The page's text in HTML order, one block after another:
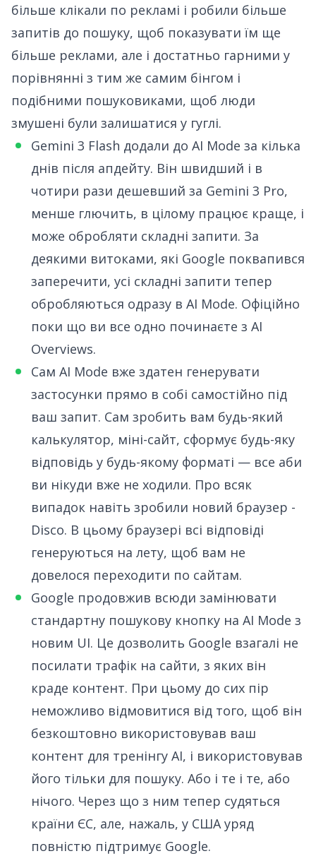
більше клікали по рекламі і робили більше
запитів до пошуку, щоб показувати їм ще
більше реклами, але і достатньо гарними у
порівнянні з тим же самим бінгом і
подібними пошуковиками, щоб люди
змушені були залишатися у гуглі.
Gemini 3 Flash додали до AI Mode за кілька
днів після апдейту. Він швидший і в
чотири рази дешевший за Gemini 3 Pro,
менше глючить, в цілому працює краще, і
може обробляти складні запити. За
деякими витоками, які Google поквапився
заперечити, усі складні запити тепер
обробляються одразу в AI Mode. Офіційно
поки що ви все одно починаєте з AI
Overviews.
Сам AI Mode вже здатен генерувати
застосунки прямо в собі самостійно під
ваш запит. Сам зробить вам будь-який
калькулятор, міні-сайт, сформує будь-яку
відповідь у будь-якому форматі — все аби
ви нікуди вже не ходили. Про всяк
випадок навіть зробили новий браузер -
Disco. В цьому браузері всі відповіді
генеруються на лету, щоб вам не
довелося переходити по сайтам.
Google продовжив всюди замінювати
стандартну пошукову кнопку на AI Mode з
новим UI. Це дозволить Google взагалі не
посилати трафік на сайти, з яких він
краде контент. При цьому до сих пір
неможливо відмовитися від того, щоб він
безкоштовно використовував ваш
контент для тренінгу AI, і використовував
його тільки для пошуку. Або і те і те, або
нічого. Через що з ним тепер судяться
країни ЄС, але, нажаль, у США уряд
повністю підтримує Google.